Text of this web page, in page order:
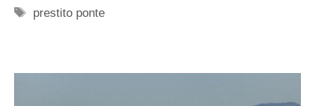
Tag
prestito ponte